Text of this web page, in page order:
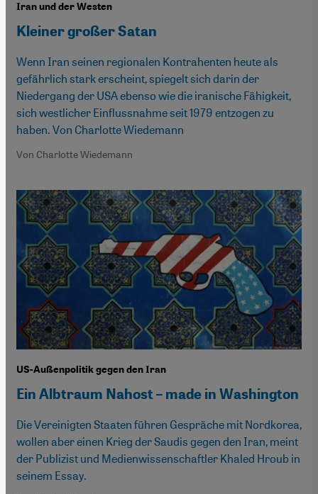
Iran und der Westen
Kleiner großer Satan
Wenn Iran seinen regionalen Kontrahenten heute als
gefährlich stark erscheint, spiegelt sich darin der
Niedergang der USA ebenso wie die iranische Fähigkeit,
sich westlicher Einflussnahme seit 1979 entzogen zu
haben. Von Charlotte Wiedemann
Von Charlotte Wiedemann
US-Außenpolitik gegen den Iran
Ein Albtraum Nahost – made in Washington
Die Vereinigten Staaten führen Gespräche mit Nordkorea,
wollen aber einen Krieg der Saudis gegen den Iran, meint
der Publizist und Medienwissenschaftler Khaled Hroub in
seinem Essay.